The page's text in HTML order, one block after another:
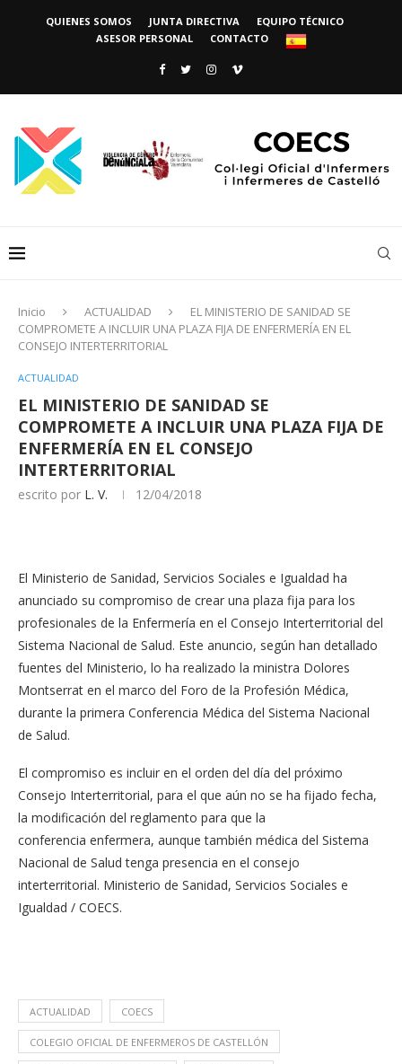
QUIENES SOMOS JUNTA DIRECTIVA
EQUIPO TÉCNICO
ASESOR PERSONAL
CONTACTO
Inicio ACTUALIDAD
EL MINISTERIO DE SANIDAD SE
COMPROMETE A INCLUIR UNA PLAZA FIJA DE ENFERMERÍA EN EL
CONSEJO INTERTERRITORIAL
ACTUALIDAD
EL MINISTERIO DE SANIDAD SE
COMPROMETE A INCLUIR UNA PLAZA FIJA DE
ENFERMERÍA EN EL CONSEJO
INTERTERRITORIAL
escrito por L. V. 12/04/2018
El Ministerio de Sanidad, Servicios Sociales e Igualdad ha
anunciado su compromiso de crear una plaza fija para los
profesionales de la Enfermería en el Consejo Interterritorial del
Sistema Nacional de Salud. Este anuncio, según han detallado
fuentes del Ministerio, lo ha realizado la ministra Dolores
Montserrat en el marco del Foro de la Profesión Médica,
durante la primera Conferencia Médica del Sistema Nacional
de Salud.
El compromiso es incluir en el orden del día del próximo
Consejo Interterritorial, para el que aún no se ha fijado fecha,
la modificación del reglamento para que la
conferencia enfermera, aunque también médica del Sistema
Nacional de Salud tenga presencia en el consejo
interterritorial. Ministerio de Sanidad, Servicios Sociales e
Igualdad / COECS.
ACTUALIDAD COECS
COLEGIO OFICIAL DE ENFERMEROS DE CASTELLÓN